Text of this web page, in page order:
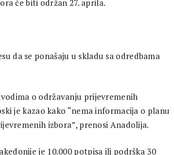
će biti održan 27. aprila.
da se ponašaju u skladu sa odredbama
o održavanju prijevremenih
je kazao kako “nema informacija o planu
izbora”, prenosi Anadolija.
je 10.000 potpisa ili podrška 30